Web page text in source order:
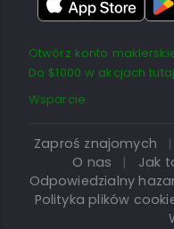
Otwórz konto
Do $1000 w akcjach tutaj
Wsparcie
Zaproś znajomych |
O nas
| Jak
Odpowiedzialny
Polityka plików